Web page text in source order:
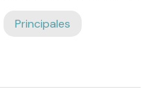
Principales